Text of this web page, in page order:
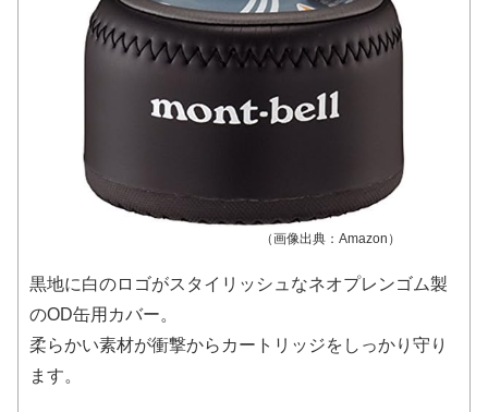
（画像出典：Amazon）
黒地に白のロゴがスタイリッシュなネオプレンゴム製
のOD缶用カバー。
柔らかい素材が衝撃からカートリッジをしっかり守り
ます。